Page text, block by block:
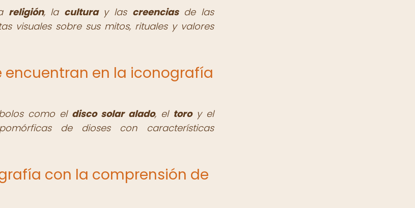
religión, la culturay las creenciasde las
visuales sobre sus mitos, rituales y valores
encuentran en la iconografía
como el disco solar alado, el toroy el
de dioses con características
con la comprensión de